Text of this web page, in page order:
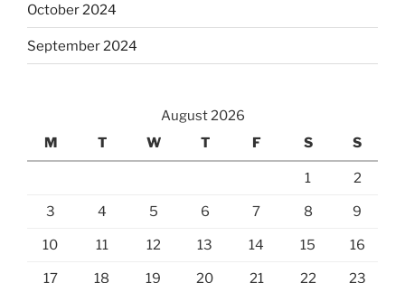
October 2024
September 2024
August 2026
M
T W T F S S
1 2
3 4 5 6 7 8 9
10 11 12 13 14 15 16
17 18 19 20 21 22 23